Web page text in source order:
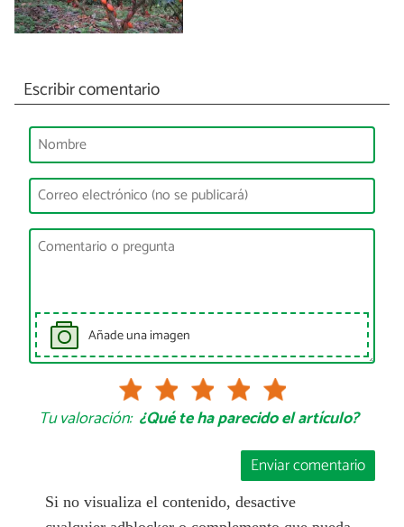
Escribir comentario
Añade una imagen
Tu valoración: ¿Qué te ha parecido el artículo?
Enviar comentario
Si no visualiza el contenido, desactive